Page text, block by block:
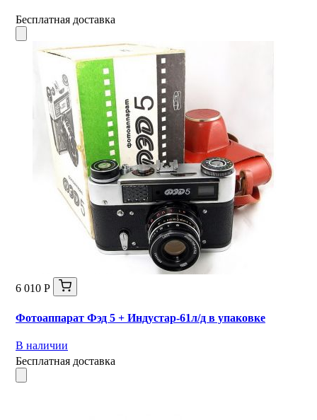
Бесплатная доставка
6 010 Р
Фотоаппарат Фэд 5 + Индустар-61л/д в упаковке
В наличии
Бесплатная доставка